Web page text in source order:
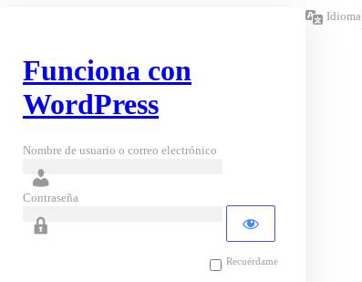
Funciona con
WordPress
Nombre de usuario o correo electrónico
Contraseña
Recuérdame
Idioma